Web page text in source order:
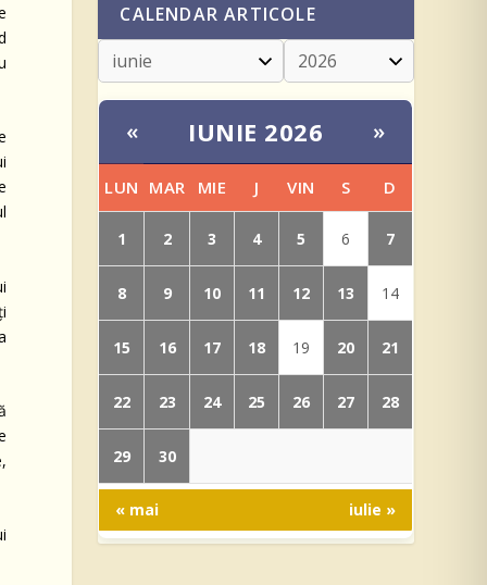
CALENDAR ARTICOLE
« IUNIE 2026 »
LUN MAR MIE J VIN S D
1 2 3 4 5 6 7
8 9 10 11 12 13 14
15 16 17 18 19 20 21
22 23 24 25 26 27 28
29 30
« mai iulie »